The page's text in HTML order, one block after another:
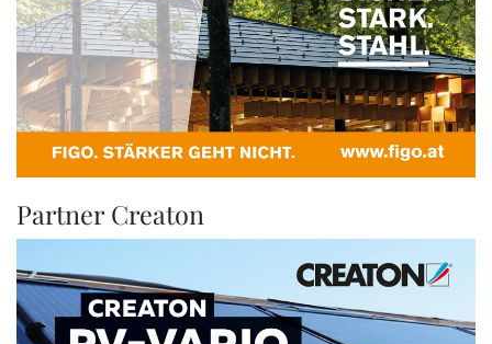
Partner Creaton